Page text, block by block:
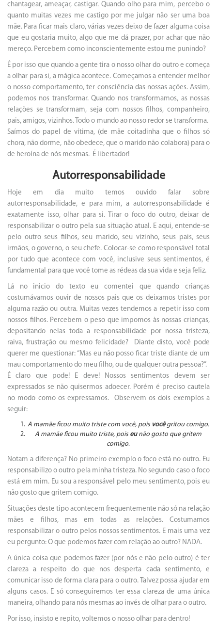
chantagear, ameaçar, castigar. Quando olho para mim, percebo o
quanto muitas vezes me castigo por me julgar não ser uma boa
mãe. Para ficar mais claro, várias vezes deixo de fazer alguma coisa
que eu gostaria muito, algo que me dá prazer, por achar que não
mereço. Percebem como inconscientemente estou me punindo?
É por isso que quando a gente tira o nosso olhar do outro e começa
a olhar para si, a mágica acontece. Começamos a entender melhor
o nosso comportamento, ter consciência das nossas ações. Assim,
podemos nos transformar. Quando nos transformamos, as nossas
relações se transformam, seja com nossos filhos, companheiro,
pais, amigos, vizinhos. Todo o mundo ao nosso redor se transforma.
Saímos do papel de vítima, (de mãe coitadinha que o filhos só
chora, não dorme, não obedece, que o marido não colabora) para o
de heroína de nós mesmas. É libertador!
Autorresponsabilidade
Hoje em dia muito temos ouvido falar sobre
autorresponsabilidade, e para mim, a autorresponsabilidade é
exatamente isso, olhar para si. Tirar o foco do outro, deixar de
responsabilizar o outro pela sua situação atual. E aqui, entende-se
pelo outro seus filhos, seu marido, seu vizinho, seus pais, seus
irmãos, o governo, o seu chefe. Colocar-se como responsável total
por tudo que acontece com você, inclusive seus sentimentos, é
fundamental para que você tome as rédeas da sua vida e seja feliz.
Lá no inicio do texto eu comentei que quando crianças
costumávamos ouvir de nossos pais que os deixamos tristes por
alguma razão ou outra. Muitas vezes tendemos a repetir isso com
nossos filhos. Percebem o peso que impomos às nossas crianças,
depositando nelas toda a responsabilidade por nossa tristeza,
raiva, frustração ou mesmo felicidade? Diante disto, você pode
querer me questionar: “Mas eu não posso ficar triste diante de um
mau comportamento do meu filho, ou de qualquer outra pessoa?”.
É claro que pode! E deve! Nossos sentimentos devem ser
expressados se não quisermos adoecer. Porém é preciso cautela
no modo como os expressamos. Observem os dois exemplos a
seguir:
A mamãe ficou muito triste com você, pois vocêgritou comigo.
A mamãe ficou muito triste, pois eunão gosto que gritem
comigo.
Notam a diferença? No primeiro exemplo o foco está no outro. Eu
responsabilizo o outro pela minha tristeza. No segundo caso o foco
está em mim. Eu sou a responsável pelo meu sentimento, pois eu
não gosto que gritem comigo.
Situações deste tipo acontecem frequentemente não só na relação
mães e filhos, mas em todas as relações. Costumamos
responsabilizar o outro pelos nossos sentimentos. E mais uma vez
eu pergunto: O que podemos fazer com relação ao outro? NADA.
A única coisa que podemos fazer (por nós e não pelo outro) é ter
clareza a respeito do que nos desperta cada sentimento, e
comunicar isso de forma clara para o outro. Talvez possa ajudar em
alguns casos. E só conseguiremos ter essa clareza de uma única
maneira, olhando para nós mesmas ao invés de olhar para o outro.
Por isso, insisto e repito, voltemos o nosso olhar para dentro!